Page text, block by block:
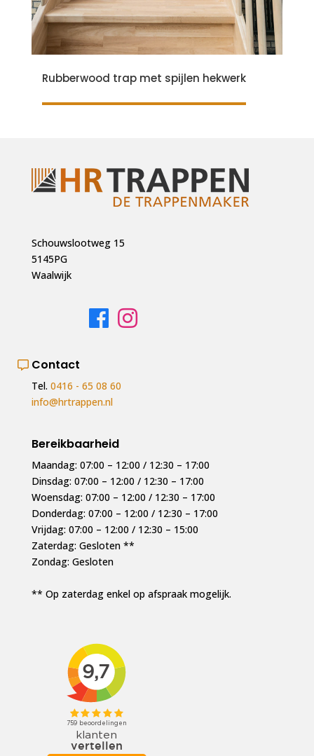
Rubberwood trap met spijlen hekwerk
Schouwslootweg 15
5145PG
Waalwijk
Contact
Tel. 0416 - 65 08 60
info@hrtrappen.nl
Bereikbaarheid
Maandag: 07:00 – 12:00 / 12:30 – 17:00
Dinsdag: 07:00 – 12:00 / 12:30 – 17:00
Woensdag: 07:00 – 12:00 / 12:30 – 17:00
Donderdag: 07:00 – 12:00 / 12:30 – 17:00
Vrijdag: 07:00 – 12:00 / 12:30 – 15:00
Zaterdag: Gesloten **
Zondag: Gesloten
** Op zaterdag enkel op afspraak mogelijk.